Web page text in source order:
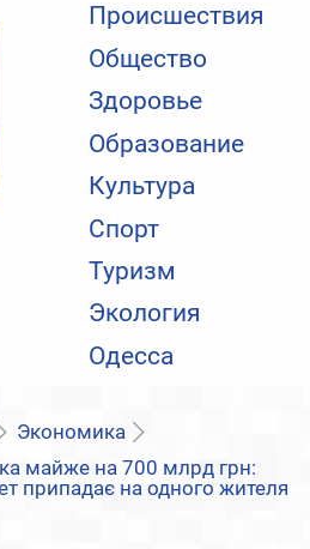
Происшествия
Общество
Здоровье
Образование
Культура
Спорт
Туризм
Экология
Одесса
Экономика
майже на 700 млрд грн:
припадає на одного жителя